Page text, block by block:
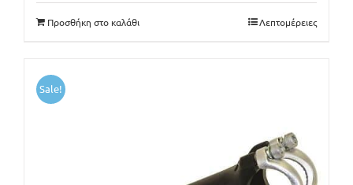
48€.είναι:
45€.
Προσθήκη στο καλάθι Λεπτομέρειες
Sale!